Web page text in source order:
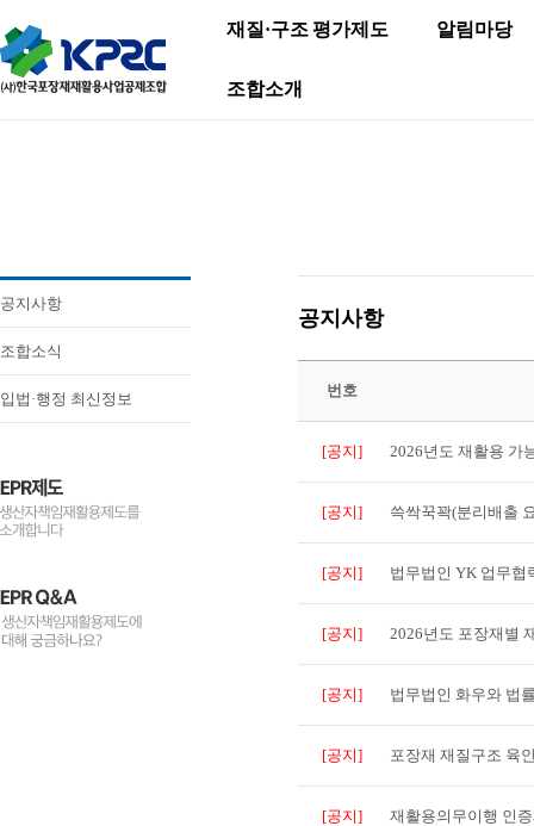
재질·구조 평가제도 알림마당
조합소개
공지사항
조합소식
입법·행정 최신정보
공지사항
번호
[공지] 2026년도 재활용 가
[공지] 쓱싹꾹꽉(분리배출
[공지] 법무법인 YK 업무협
[공지] 2026년도 포장재별
[공지] 법무법인 화우와 법
[공지] 포장재 재질구조 육
[공지] 재활용의무이행 인